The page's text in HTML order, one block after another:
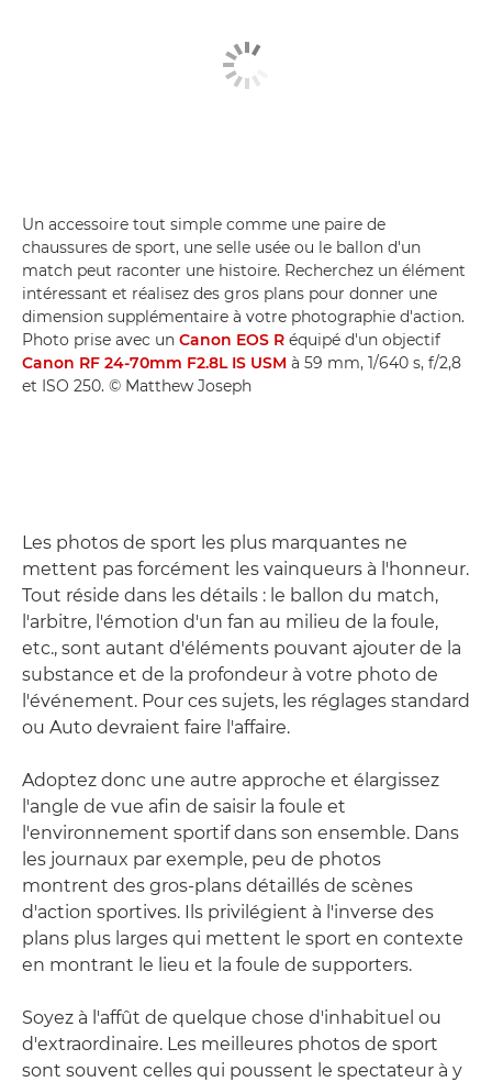
Un accessoire tout simple comme une paire de
chaussures de sport, une selle usée ou le ballon d'un
match peut raconter une histoire. Recherchez un élément
intéressant et réalisez des gros plans pour donner une
dimension supplémentaire à votre photographie d'action.
Photo prise avec un Canon EOS R équipé d'un objectif
Canon RF 24-70mm F2.8L IS USM à 59 mm, 1/640 s, f/2,8
et ISO 250. © Matthew Joseph
Les photos de sport les plus marquantes ne
mettent pas forcément les vainqueurs à l'honneur.
Tout réside dans les détails : le ballon du match,
l'arbitre, l'émotion d'un fan au milieu de la foule,
etc., sont autant d'éléments pouvant ajouter de la
substance et de la profondeur à votre photo de
l'événement. Pour ces sujets, les réglages standard
ou Auto devraient faire l'affaire.
Adoptez donc une autre approche et élargissez
l'angle de vue afin de saisir la foule et
l'environnement sportif dans son ensemble. Dans
les journaux par exemple, peu de photos
montrent des gros-plans détaillés de scènes
d'action sportives. Ils privilégient à l'inverse des
plans plus larges qui mettent le sport en contexte
en montrant le lieu et la foule de supporters.
Soyez à l'affût de quelque chose d'inhabituel ou
d'extraordinaire. Les meilleures photos de sport
sont souvent celles qui poussent le spectateur à y